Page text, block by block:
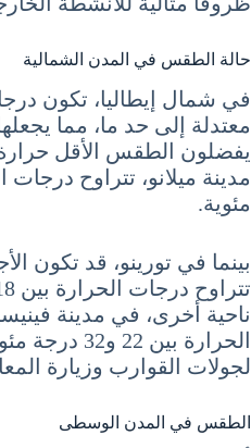
حالة الطقس في المدن الشمالية
في شمال إيطاليا، تكون
معتدلة إلى حد ما، مما
يفضلون الطقس الأقل
مئوية.
بينما في تورينو، قد تكون
ناحية أخرى، في مدينة
الحرارة بين
لجولات القوارب وزيارة
الطقس في المدن الوسطى